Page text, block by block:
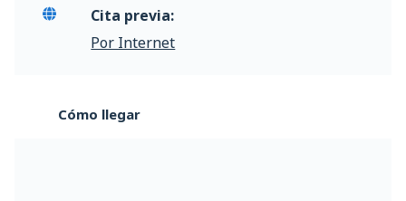
Cita previa:
Por Internet
Cómo llegar